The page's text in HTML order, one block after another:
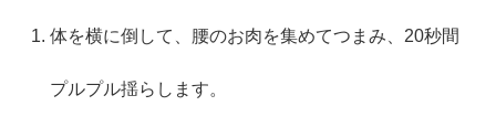
体を横に倒して、腰のお肉を集めてつまみ、20秒間
プルプル揺らします。